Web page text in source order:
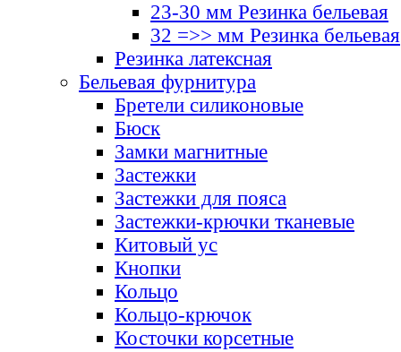
23-30 мм Резинка бельевая
32 =>> мм Резинка бельевая
Резинка латексная
Бельевая фурнитура
Бретели силиконовые
Бюск
Замки магнитные
Застежки
Застежки для пояса
Застежки-крючки тканевые
Китовый ус
Кнопки
Кольцо
Кольцо-крючок
Косточки корсетные